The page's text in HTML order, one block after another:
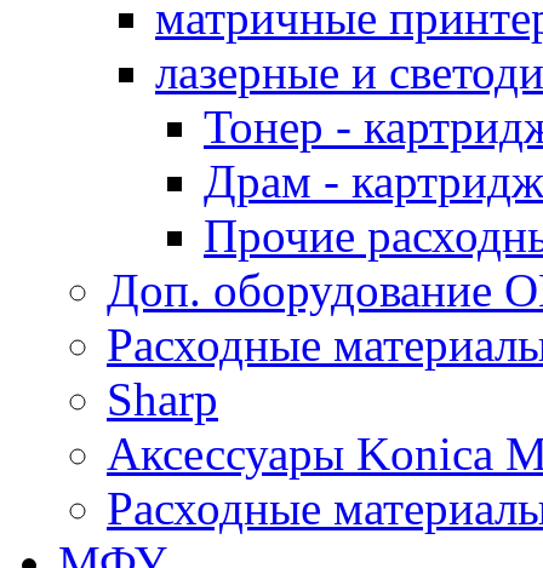
матричные
лазерные и
Тонер -
Драм -
Прочие
Доп. оборудование
Расходные
Sharp
Аксессуары Konica
Расходные